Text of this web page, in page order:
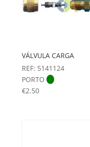
VÁLVULA CARGA
REF: 5141124
PORTO
€2.50